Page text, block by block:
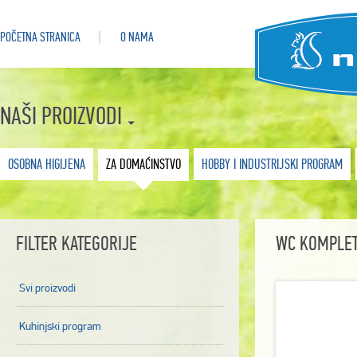
POČETNA STRANICA O NAMA
NAŠI PROIZVODI
OSOBNA HIGIJENA ZA DOMAĆINSTVO HOBBY I INDUSTRIJSKI PROGRAM
FILTER KATEGORIJE
Svi proizvodi
Kuhinjski program
WC